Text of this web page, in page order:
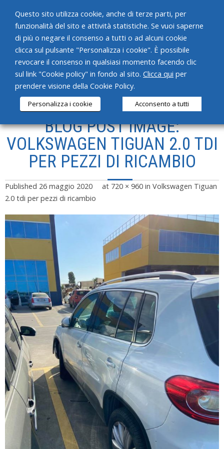
HOME
CHI SIAMO
SERVIZI
PRODOTTI
NEWS
CONTATTI
BLOG POST IMAGE:
VOLKSWAGEN TIGUAN 2.0 TDI
PER PEZZI DI RICAMBIO
Published 26 maggio 2020 at 720 × 960 in Volkswagen Tiguan
2.0 tdi per pezzi di ricambio
Questo sito utilizza cookie, anche di terze parti, per
funzionalità del sito e attività statistiche. Se vuoi saperne
di più o negare il consenso a tutti o ad alcuni cookie
clicca sul pulsante "Personalizza i cookie". È possibile
revocare il consenso in qualsiasi momento facendo clic
sul link "Cookie policy" in fondo al sito. Clicca qui per
prendere visione della Cookie Policy.
Personalizza i cookie Acconsento a tutti